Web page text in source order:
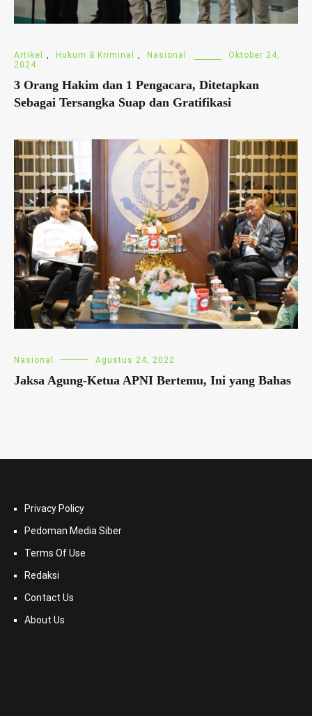
Artikel , Hukum & Kriminal , Nasional
Oktober 24,
2024
3 Orang Hakim dan 1 Pengacara, Ditetapkan
Sebagai Tersangka Suap dan Gratifikasi
Nasional Agustus 24, 2022
Jaksa Agung-Ketua APNI Bertemu, Ini yang Bahas
Privacy Policy
Pedoman Media Siber
Terms Of Use
Redaksi
Contact Us
About Us